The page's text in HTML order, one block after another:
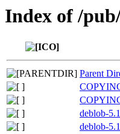
Index of /
Parent
deblob-
deblob-